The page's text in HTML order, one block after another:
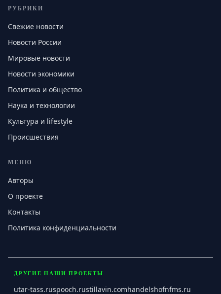
РУБРИКИ
Свежие новости
Новости России
Мировые новости
Новости экономики
Политика и общество
Наука и технологии
Культура и lifestyle
Происшествия
МЕНЮ
Авторы
О проекте
Контакты
Политика конфиденциальности
ДРУГИЕ НАШИ ПРОЕКТЫ
utar-tass.ruspooch.rustillavin.comhandelshofnfms.ru